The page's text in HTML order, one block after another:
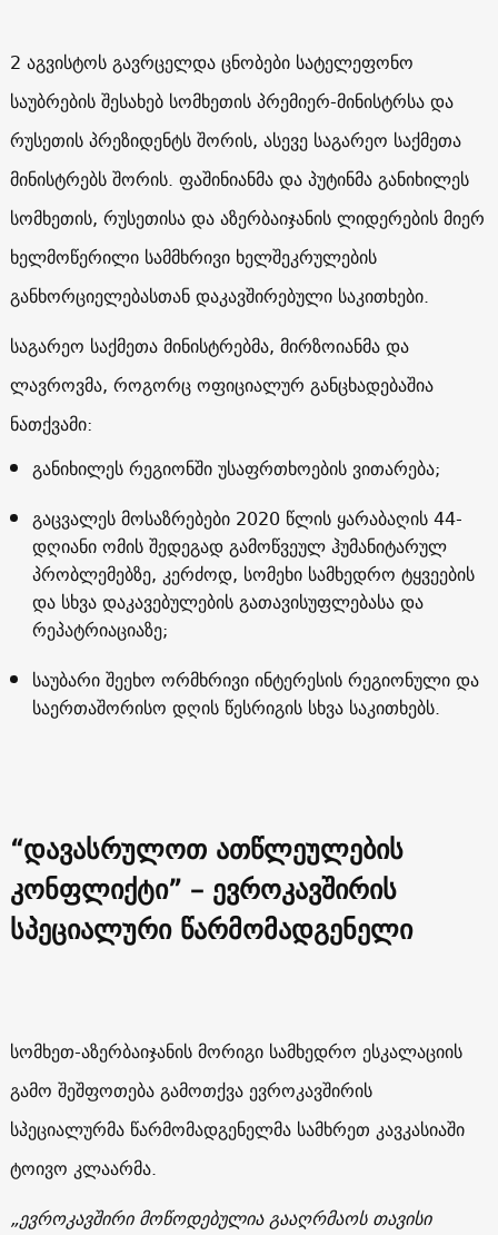
2 აგვისტოს გავრცელდა ცნობები სატელეფონო
საუბრების შესახებ სომხეთის პრემიერ-მინისტრსა და
რუსეთის პრეზიდენტს შორის, ასევე საგარეო საქმეთა
მინისტრებს შორის. ფაშინიანმა და პუტინმა განიხილეს
სომხეთის, რუსეთისა და აზერბაიჯანის ლიდერების მიერ
ხელმოწერილი სამმხრივი ხელშეკრულების
განხორციელებასთან დაკავშირებული საკითხები.
საგარეო საქმეთა მინისტრებმა, მირზოიანმა და
ლავროვმა, როგორც ოფიციალურ განცხადებაშია
ნათქვამი:
განიხილეს რეგიონში უსაფრთხოების ვითარება;
გაცვალეს მოსაზრებები 2020 წლის ყარაბაღის 44-
დღიანი ომის შედეგად გამოწვეულ ჰუმანიტარულ
პრობლემებზე, კერძოდ, სომეხი სამხედრო ტყვეების
და სხვა დაკავებულების გათავისუფლებასა და
რეპატრიაციაზე;
საუბარი შეეხო ორმხრივი ინტერესის რეგიონული და
საერთაშორისო დღის წესრიგის სხვა საკითხებს.
“დავასრულოთ ათწლეულების
კონფლიქტი” – ევროკავშირის
სპეციალური წარმომადგენელი
სომხეთ-აზერბაიჯანის მორიგი სამხედრო ესკალაციის
გამო შეშფოთება გამოთქვა ევროკავშირის
სპეციალურმა წარმომადგენელმა სამხრეთ კავკასიაში
ტოივო კლაარმა.
„ევროკავშირი მოწოდებულია გააღრმაოს თავისი